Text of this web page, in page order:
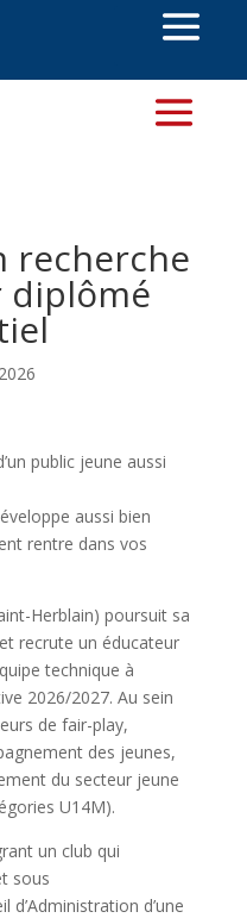
recherche
diplômé
public jeune aussi
aussi bien
rentre dans vos
Herblain) poursuit sa
recrute un éducateur
technique à
2026/2027. Au sein
de fair-play,
des jeunes,
du secteur jeune
U14M).
un club qui
sous
d’Administration d’une